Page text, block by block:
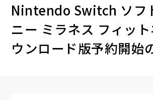
Nintendo Switch ソフ
ニー ミラネス フィッ
ウンロード版予約開始